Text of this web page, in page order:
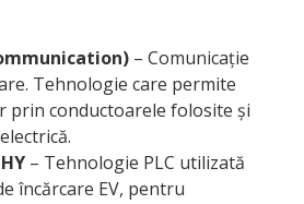
– Comunicație
Tehnologie care permite
prin conductoarele folosite și
– Tehnologie PLC utilizată
încărcare EV, pentru